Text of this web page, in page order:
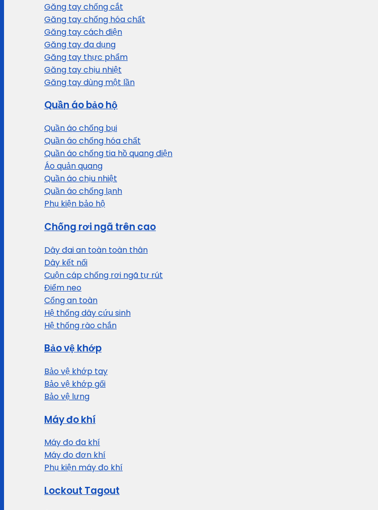
Găng tay chống cắt
Găng tay chống hóa chất
Găng tay cách điện
Găng tay đa dụng
Găng tay thực phẩm
Găng tay chịu nhiệt
Găng tay dùng một lần
Quần áo bảo hộ
Quần áo chống bụi
Quần áo chống hóa chất
Quần áo chống tia hồ quang điện
Áo quản quang
Quần áo chịu nhiệt
Quần áo chống lạnh
Phụ kiện bảo hộ
Chống rơi ngã trên cao
Dây đai an toàn toàn thân
Dây kết nối
Cuộn cáp chống rơi ngã tự rút
Điểm neo
Cổng an toàn
Hệ thống dây cứu sinh
Hệ thống rào chắn
Bảo vệ khớp
Bảo vệ khớp tay
Bảo vệ khớp gối
Bảo vệ lưng
Máy đo khí
Máy đo đa khí
Máy đo đơn khí
Phụ kiện máy đo khí
Lockout Tagout